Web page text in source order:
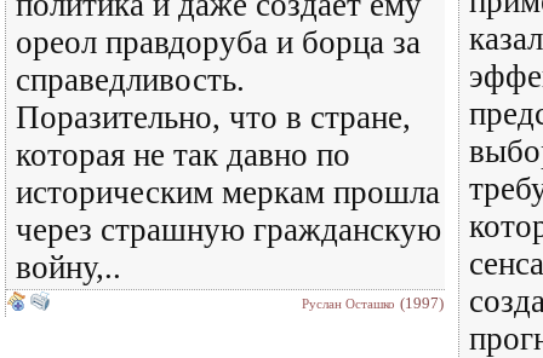
ореол правдоруба и борца за
справедливость.
Поразительно, что в стране,
которая не так давно по
историческим меркам прошла
через страшную гражданскую
войну,..
Руслан Осташко (1997)